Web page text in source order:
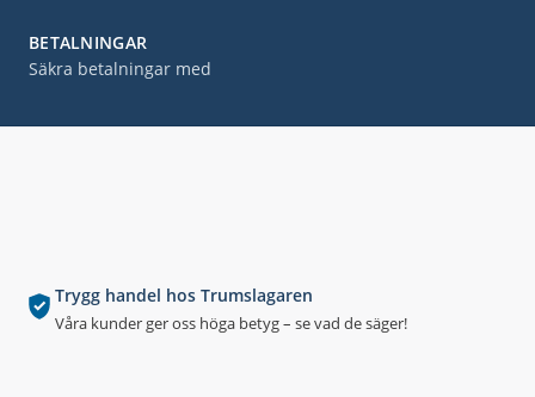
Trygg handel hos Trumslagaren
Våra kunder ger oss höga betyg – se vad de säger!
BETALNINGAR
Säkra betalningar med